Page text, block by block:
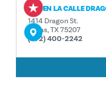
DEC EN LA CALLE
1414 Dragon St.
Dallas, TX 75207
(972) 400-2242